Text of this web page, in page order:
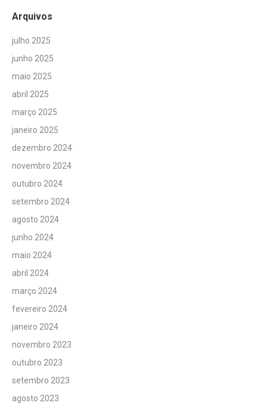
Arquivos
julho 2025
junho 2025
maio 2025
abril 2025
março 2025
janeiro 2025
dezembro 2024
novembro 2024
outubro 2024
setembro 2024
agosto 2024
junho 2024
maio 2024
abril 2024
março 2024
fevereiro 2024
janeiro 2024
novembro 2023
outubro 2023
setembro 2023
agosto 2023